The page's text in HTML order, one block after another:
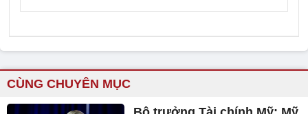
CÙNG CHUYÊN MỤC